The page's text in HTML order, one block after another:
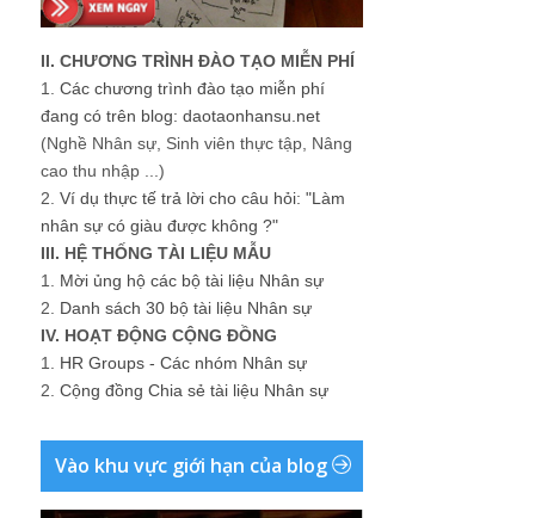
II. CHƯƠNG TRÌNH ĐÀO TẠO MIỄN PHÍ
1. Các chương trình đào tạo miễn phí
đang có trên blog: daotaonhansu.net
(Nghề Nhân sự, Sinh viên thực tập, Nâng
cao thu nhập ...)
2. Ví dụ thực tế trả lời cho câu hỏi: "Làm
nhân sự có giàu được không ?"
III. HỆ THỐNG TÀI LIỆU MẪU
1. Mời ủng hộ các bộ tài liệu Nhân sự
2. Danh sách 30 bộ tài liệu Nhân sự
IV. HOẠT ĐỘNG CỘNG ĐỒNG
1. HR Groups - Các nhóm Nhân sự
2. Cộng đồng Chia sẻ tài liệu Nhân sự
Vào khu vực giới hạn của blog